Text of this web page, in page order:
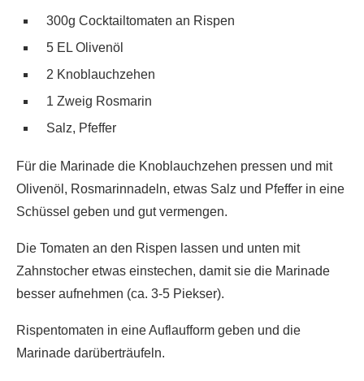
300g Cocktailtomaten an Rispen
5 EL Olivenöl
2 Knoblauchzehen
1 Zweig Rosmarin
Salz, Pfeffer
Für die Marinade die Knoblauchzehen pressen und mit
Olivenöl, Rosmarinnadeln, etwas Salz und Pfeffer in eine
Schüssel geben und gut vermengen.
Die Tomaten an den Rispen lassen und unten mit
Zahnstocher etwas einstechen, damit sie die Marinade
besser aufnehmen (ca. 3-5 Piekser).
Rispentomaten in eine Auflaufform geben und die
Marinade darüberträufeln.